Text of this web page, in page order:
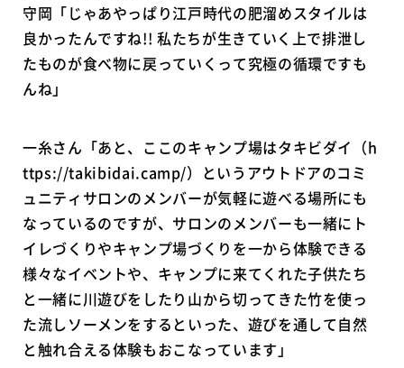
守岡「じゃあやっぱり江戸時代の肥溜めスタイルは
良かったんですね!! 私たちが生きていく上で排泄し
たものが食べ物に戻っていくって究極の循環ですも
んね」
一糸さん「あと、ここのキャンプ場はタキビダイ（h
ttps://takibidai.camp/）というアウトドアのコミ
ュニティサロンのメンバーが気軽に遊べる場所にも
なっているのですが、サロンのメンバーも一緒にト
イレづくりやキャンプ場づくりを一から体験できる
様々なイベントや、キャンプに来てくれた子供たち
と一緒に川遊びをしたり山から切ってきた竹を使っ
た流しソーメンをするといった、遊びを通して自然
と触れ合える体験もおこなっています」